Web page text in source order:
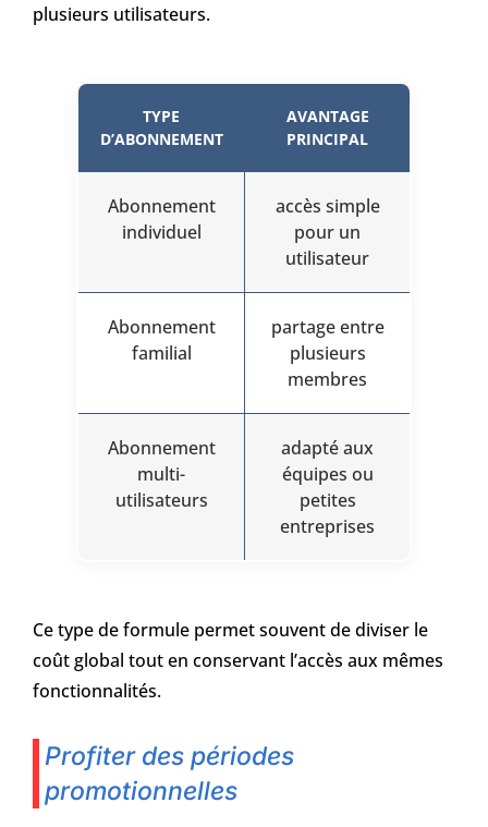
plusieurs utilisateurs.
TYPE
D’ABONNEMENT
AVANTAGE
PRINCIPAL
Abonnement
individuel
accès simple
pour un
utilisateur
Abonnement
familial
partage entre
plusieurs
membres
Abonnement
multi-
utilisateurs
adapté aux
équipes ou
petites
entreprises
Ce type de formule permet souvent de diviser le
coût global tout en conservant l’accès aux mêmes
fonctionnalités.
Profiter des périodes
promotionnelles